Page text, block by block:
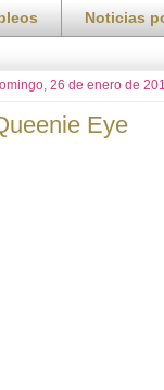
Noticias
26 de enero de
Eye